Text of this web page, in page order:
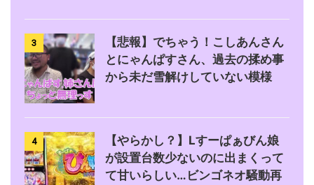
3
【悲報】でちゃう！こしあんさん
とにゃんぱすさん、過去の揉め事
から未だ雪解けしていない模様
4
【やらかし？】Lすーぱぁびん娘
が設置台数少ないのに出まくって
て甘いらしい…ビンゴネオ騒動再